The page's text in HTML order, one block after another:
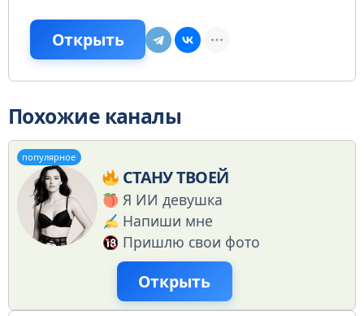
Открыть
Похожие каналы
популярное
СТАНУ ТВОЕЙ
Я ИИ девушка
Напиши мне
Пришлю свои фото
Открыть